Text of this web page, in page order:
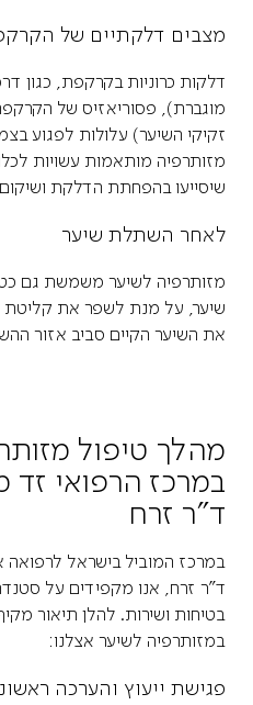
מצבים דלקתיים של
דלקות כרוניות בקרקפת, כגון
מוגברת), פסוריאזיס של
זקיקי השיער) עלולות לפגוע
מזותרפיה מותאמות עשויות
שיסייעו בהפחתת הדלקת
לאחר השתלת שיער
מזותרפיה לשיער משמשת גם
שיער, על מנת לשפר את קליטת
את השיער הקיים סביב אזור
מהלך טיפול
במרכז הרפואי
ד"ר זרח
במרכז המוביל בישראל
ד"ר זרח, אנו מקפידים על
בטיחות ושירות. להלן תיאור
במזותרפיה לשיער אצלנו:
פגישת ייעוץ והערכה